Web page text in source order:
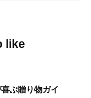
like
ぶ贈り物ガイ